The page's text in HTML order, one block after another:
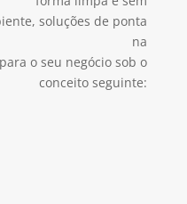
soluções de ponta
na
o seu negócio sob o
conceito seguinte: